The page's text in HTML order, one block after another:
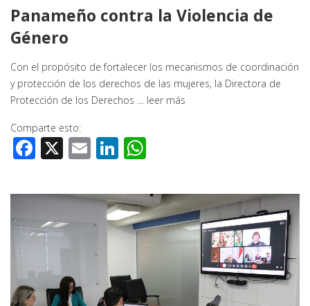
Panameño contra la Violencia de
Género
Con el propósito de fortalecer los mecanismos de coordinación
y protección de los derechos de las mujeres, la Directora de
Protección de los Derechos … leer más
Comparte esto:
Facebook
X EmailLinkedIn